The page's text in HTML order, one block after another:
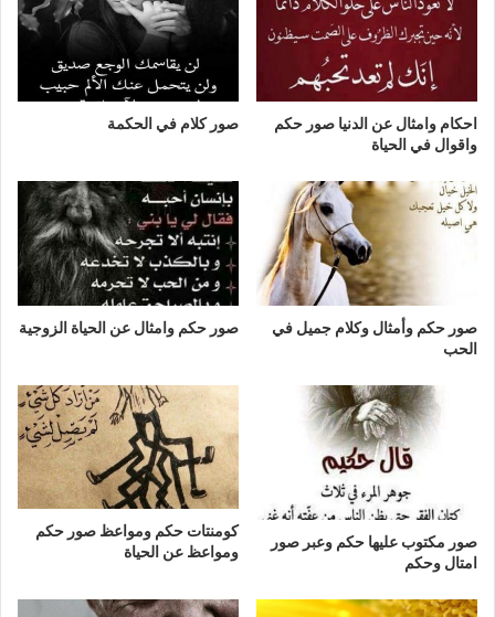
احكام وامثال عن الدنيا صور حكم
واقوال في الحياة
صور كلام في الحكمة
صور حكم وأمثال وكلام جميل في
الحب
صور حكم وامثال عن الحياة الزوجية
صور مكتوب عليها حكم وعبر صور
امتال وحكم
كومنتات حكم ومواعظ صور حكم
ومواعظ عن الحياة